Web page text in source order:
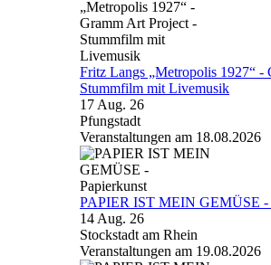
Fritz Langs „Metropolis 1927“ -
Stummfilm mit Livemusik
17 Aug. 26
Pfungstadt
Veranstaltungen am 18.08.2026
PAPIER IST MEIN GEMÜSE -
14 Aug. 26
Stockstadt am Rhein
Veranstaltungen am 19.08.2026